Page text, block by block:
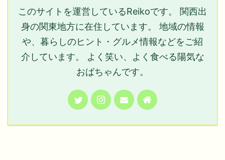
このサイトを運営しているReikoです。 関西出
身の関東地方に在住しています。 地域の情報
や、暮らしのヒント・グルメ情報などをご紹
介しています。 よく笑い、よく食べる陽気な
おばちゃんです。